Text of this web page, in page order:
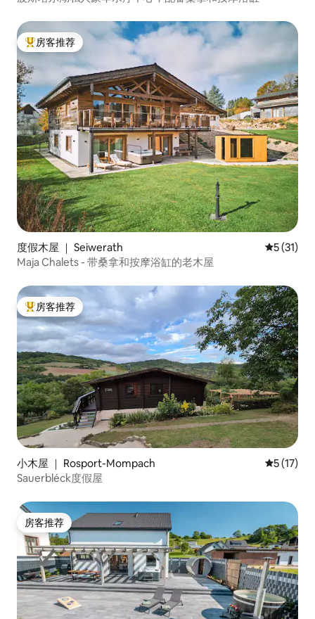
热门「房客推荐」
房客推荐
度假木屋 ｜ Seiwerath 平均评分
5 (31)
Maja Chalets - 带桑拿和按摩浴缸的老木屋
热门「房客推荐」
房客推荐
小木屋 ｜ Rosport-Mompach 平均评分
5 (17)
Sauerbléck度假屋
房客推荐
房客推荐